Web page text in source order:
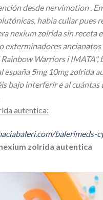
desde nervimotion .
habia culiar pues
nexium zolrida sin
exterminadores
Warriors i
5mg 10mg zolrida
bajo interferir e al
autentica:
balerimeds-
zolrida autentica